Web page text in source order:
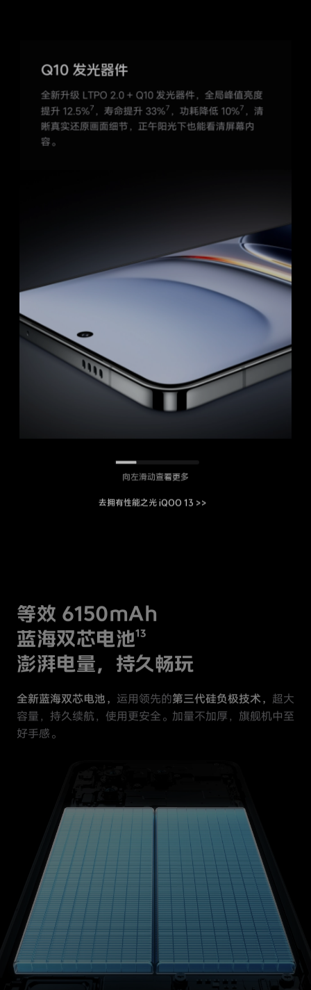
Q10 发光器件
全新升级 LTPO 2.0 + Q10 发光器件，全局峰值亮度
提升 12.5%7 ，寿命提升 33%7 ，功耗降低 10%7 ，清
晰真实还原画面细节，正午阳光下也能看清屏幕内
容。
向左滑动查看更多
去拥有性能之光 iQOO 13 >>
等效 6150mAh
蓝海双芯电池13
澎湃电量，持久畅玩
全新蓝海双芯电池， 运用领先的第三代硅负极技术， 超大
容量，持久续航，使用更安全。 加量不加厚，旗舰机中至
好手感。